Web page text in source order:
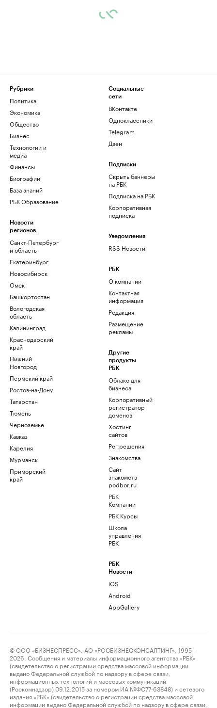
Рубрики
Политика
Экономика
Общество
Бизнес
Технологии и
медиа
Финансы
Биографии
База знаний
РБК Образование
Новости
регионов
Санкт-Петербург
и область
Екатеринбург
Новосибирск
Омск
Башкортостан
Вологодская
область
Калининград
Краснодарский
край
Нижний
Новгород
Пермский край
Ростов-на-Дону
Татарстан
Тюмень
Черноземье
Кавказ
Карелия
Мурманск
Приморский
край
Социальные
сети
ВКонтакте
Одноклассники
Telegram
Дзен
Подписки
Скрыть баннеры
на РБК
Подписка на РБК
Корпоративная
подписка
Уведомления
RSS Новости
РБК
О компании
Контактная
информация
Редакция
Размещение
рекламы
Другие
продукты
РБК
Облако для
бизнеса
Корпоративный
регистратор
доменов
Хостинг
сайтов
Рег.решения
Знакомства
Сайт
знакомств
podbor.ru
РБК
Компании
РБК Курсы
Школа
управления
РБК
РБК
Новости
iOS
Android
AppGallery
© ООО «БИЗНЕСПРЕСС», АО «РОСБИЗНЕСКОНСАЛТИНГ», 1995–
2026. Сообщения и материалы информационного агентства «РБК»
(свидетельство о регистрации средства массовой информации
выдано Федеральной службой по надзору в сфере связи,
информационных технологий и массовых коммуникаций
(Роскомнадзор) 09.12.2015 за номером ИА №ФС77-63848) и сетевого
издания «РБК» (свидетельство о регистрации средства массовой
информации выдано Федеральной службой по надзору в сфере связи,